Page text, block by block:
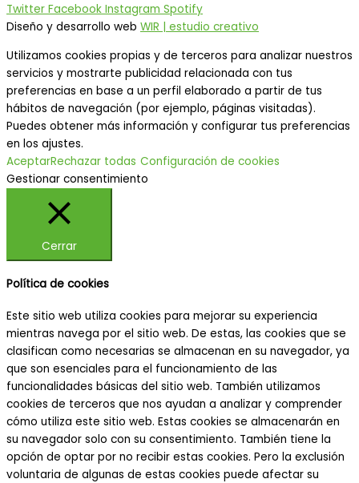
Twitter Facebook Instagram Spotify
Diseño y desarrollo web WIR | estudio creativo
Utilizamos cookies propias y de terceros para analizar nuestros
servicios y mostrarte publicidad relacionada con tus
preferencias en base a un perfil elaborado a partir de tus
hábitos de navegación (por ejemplo, páginas visitadas).
Puedes obtener más información y configurar tus preferencias
en los ajustes.
AceptarRechazar todas Configuración de cookies
Gestionar consentimiento
Cerrar
Política de cookies
Este sitio web utiliza cookies para mejorar su experiencia
mientras navega por el sitio web. De estas, las cookies que se
clasifican como necesarias se almacenan en su navegador, ya
que son esenciales para el funcionamiento de las
funcionalidades básicas del sitio web. También utilizamos
cookies de terceros que nos ayudan a analizar y comprender
cómo utiliza este sitio web. Estas cookies se almacenarán en
su navegador solo con su consentimiento. También tiene la
opción de optar por no recibir estas cookies. Pero la exclusión
voluntaria de algunas de estas cookies puede afectar su